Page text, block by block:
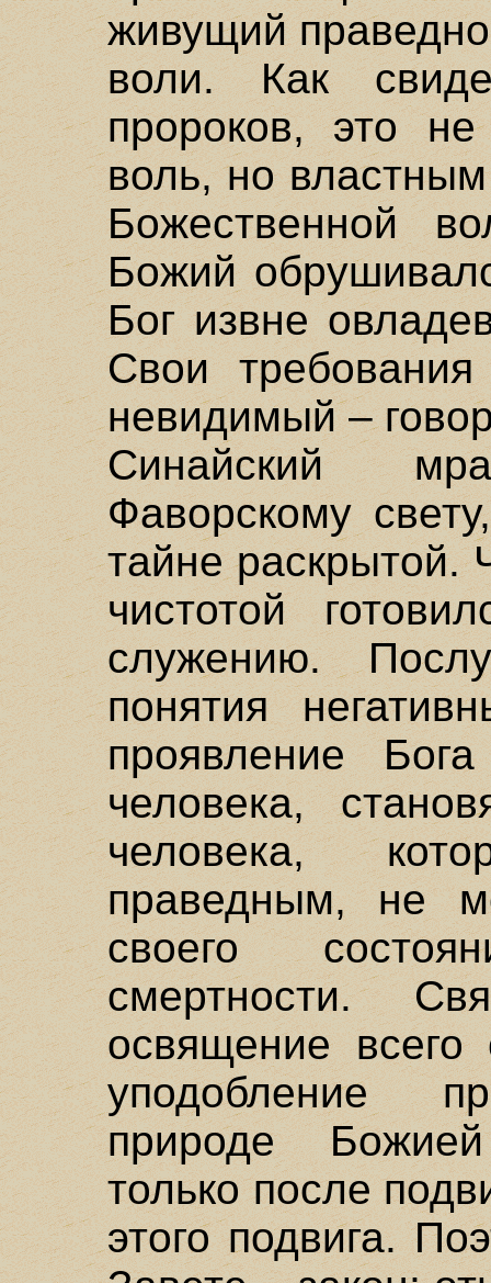
живущий
воли. Как
пророков, это
воль, но
Божественной
Божий
Бог извне
Свои
невидимый –
Синайский
Фаворскому
тайне раскрытой.
чистотой
служению.
понятия
проявление
человека,
человека,
праведным, не
своего
смертности.
освящение
уподобление
природе
только после
этого подвига.